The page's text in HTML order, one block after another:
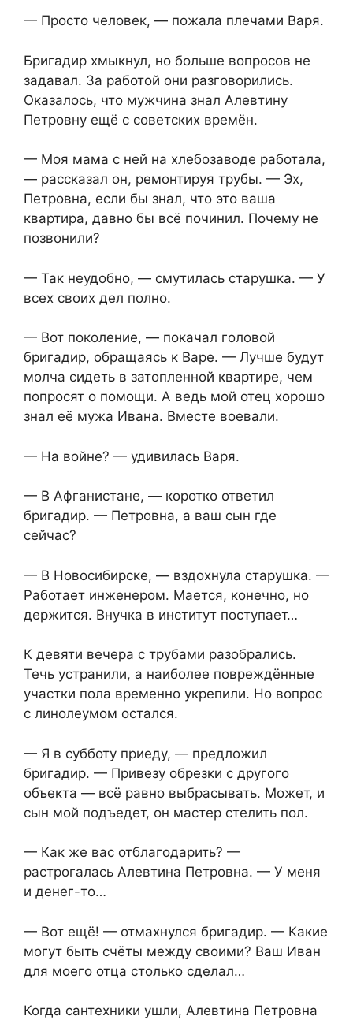
— Просто человек, — пожала плечами Варя.
Бригадир хмыкнул, но больше вопросов не
задавал. За работой они разговорились.
Оказалось, что мужчина знал Алевтину
Петровну ещё с советских времён.
— Моя мама с ней на хлебозаводе работала,
— рассказал он, ремонтируя трубы. — Эх,
Петровна, если бы знал, что это ваша
квартира, давно бы всё починил. Почему не
позвонили?
— Так неудобно, — смутилась старушка. — У
всех своих дел полно.
— Вот поколение, — покачал головой
бригадир, обращаясь к Варе. — Лучше будут
молча сидеть в затопленной квартире, чем
попросят о помощи. А ведь мой отец хорошо
знал её мужа Ивана. Вместе воевали.
— На войне? — удивилась Варя.
— В Афганистане, — коротко ответил
бригадир. — Петровна, а ваш сын где
сейчас?
— В Новосибирске, — вздохнула старушка. —
Работает инженером. Мается, конечно, но
держится. Внучка в институт поступает…
К девяти вечера с трубами разобрались.
Течь устранили, а наиболее повреждённые
участки пола временно укрепили. Но вопрос
с линолеумом остался.
— Я в субботу приеду, — предложил
бригадир. — Привезу обрезки с другого
объекта — всё равно выбрасывать. Может, и
сын мой подъедет, он мастер стелить пол.
— Как же вас отблагодарить? —
растрогалась Алевтина Петровна. — У меня
и денег-то…
— Вот ещё! — отмахнулся бригадир. — Какие
могут быть счёты между своими? Ваш Иван
для моего отца столько сделал…
Когда сантехники ушли, Алевтина Петровна